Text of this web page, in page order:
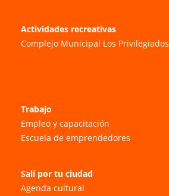
Actividades recreativas
Complejo Municipal Los Privilegiados
Trabajo
Empleo y capacitación
Escuela de emprendedores
Salí por tu ciudad
Agenda cultural